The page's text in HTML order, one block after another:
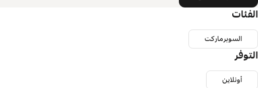
الفئات
السوبرماركت
التوفر
أونلاين